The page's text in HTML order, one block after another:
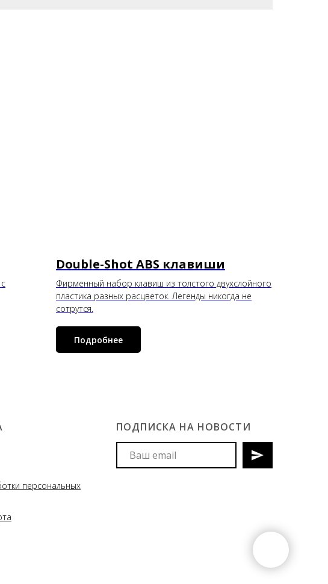
Double-Shot ABS клавиши
Фирменный набор клавиш из толстого двухслойного
пластика разных расцветок. Легенды никогда не
сотрутся.
Подробнее
персональных
ПОДПИСКА НА НОВОСТИ